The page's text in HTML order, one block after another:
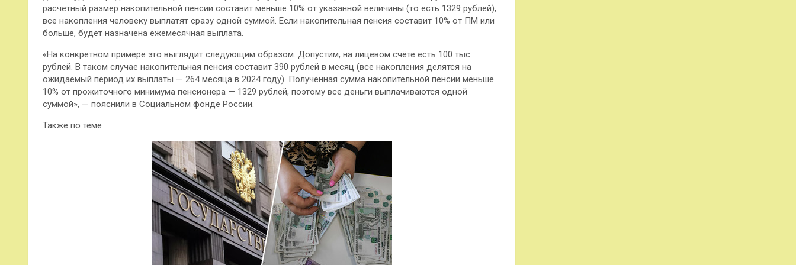
расчётный размер накопительной пенсии составит меньше 10% от указанной величины (то есть 1329 рублей),
все накопления человеку выплатят сразу одной суммой. Если накопительная пенсия составит 10% от ПМ или
больше, будет назначена ежемесячная выплата.
«На конкретном примере это выглядит следующим образом. Допустим, на лицевом счёте есть 100 тыс.
рублей. В таком случае накопительная пенсия составит 390 рублей в месяц (все накопления делятся на
ожидаемый период их выплаты — 264 месяца в 2024 году). Полученная сумма накопительной пенсии меньше
10% от прожиточного минимума пенсионера — 1329 рублей, поэтому все деньги выплачиваются одной
суммой», — пояснили в Социальном фонде России.
Также по теме